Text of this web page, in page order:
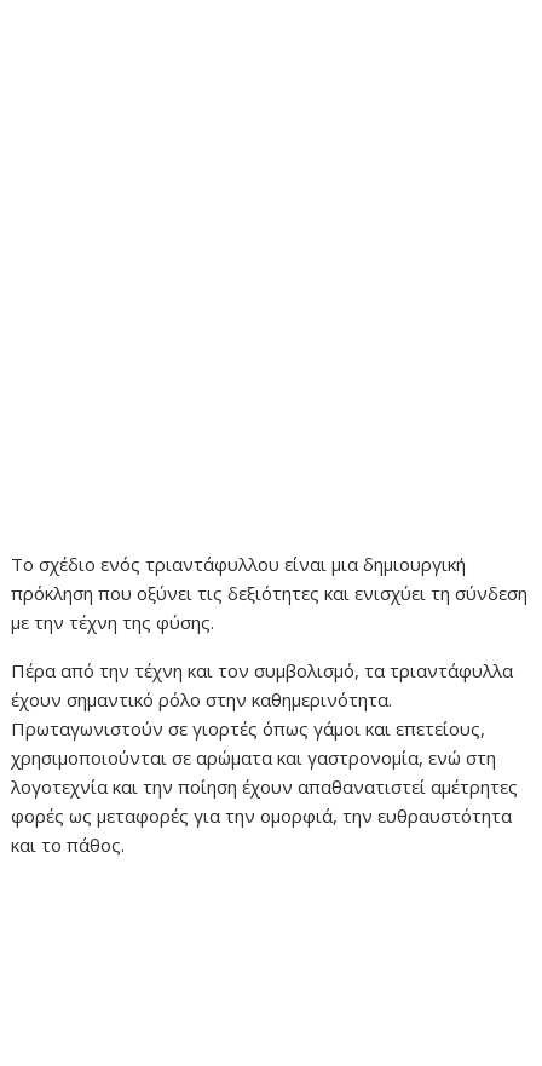
Το σχέδιο ενός τριαντάφυλλου είναι μια δημιουργική
πρόκληση που οξύνει τις δεξιότητες και ενισχύει τη σύνδεση
με την τέχνη της φύσης.
Πέρα από την τέχνη και τον συμβολισμό, τα τριαντάφυλλα
έχουν σημαντικό ρόλο στην καθημερινότητα.
Πρωταγωνιστούν σε γιορτές όπως γάμοι και επετείους,
χρησιμοποιούνται σε αρώματα και γαστρονομία, ενώ στη
λογοτεχνία και την ποίηση έχουν απαθανατιστεί αμέτρητες
φορές ως μεταφορές για την ομορφιά, την ευθραυστότητα
και το πάθος.